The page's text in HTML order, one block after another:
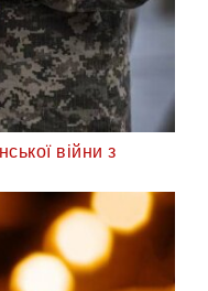
війни з